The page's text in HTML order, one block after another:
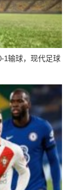
1输球，现代足球